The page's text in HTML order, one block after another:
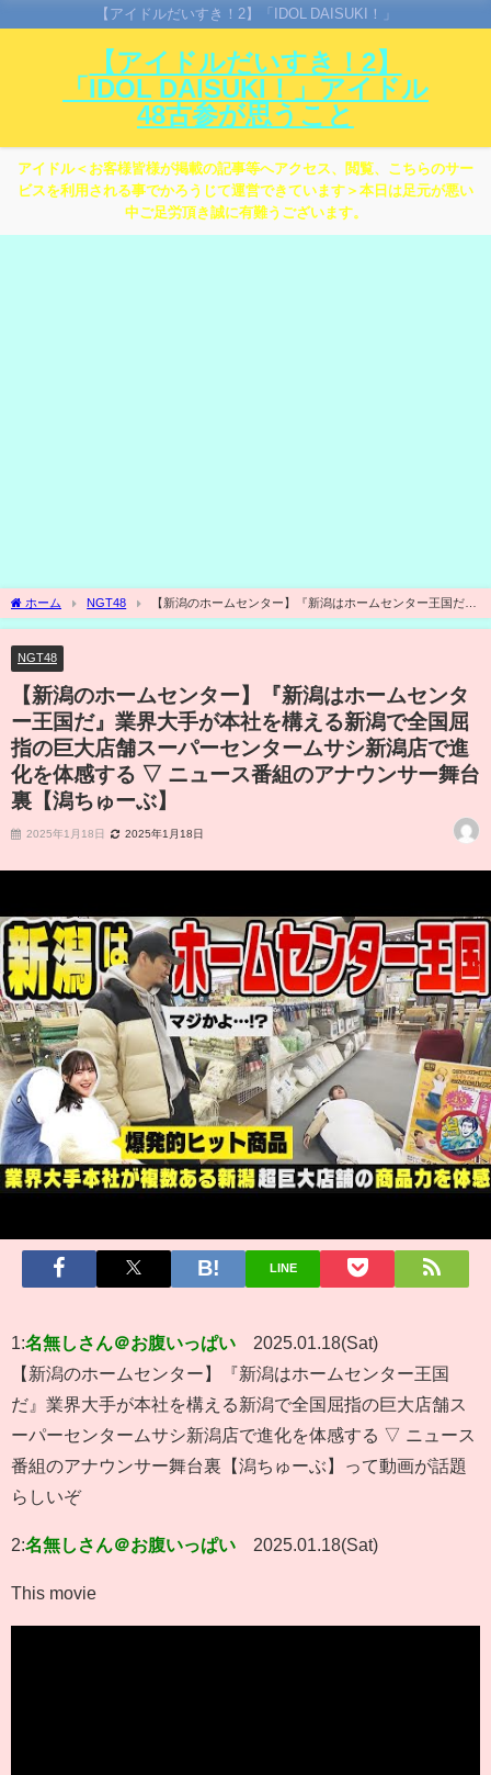
【アイドルだいすき！2】「IDOL DAISUKI！」
【アイドルだいすき！2】
「IDOL DAISUKI！」アイドル
48古参が思うこと
アイドル＜お客様皆様が掲載の記事等へアクセス、閲覧、こちらのサー
ビスを利用される事でかろうじて運営できています＞本日は足元が悪い
中ご足労頂き誠に有難うございます。
ホーム NGT48
【新潟のホームセンター】『新潟はホームセンター王国だ』
業界大手が本社を構える新潟で全国屈指の巨大店舗スーパーセンタームサシ新潟店で
NGT48
【新潟のホームセンター】『新潟はホームセンタ
ー王国だ』業界大手が本社を構える新潟で全国屈
指の巨大店舗スーパーセンタームサシ新潟店で進
化を体感する ▽ ニュース番組のアナウンサー舞台
裏【潟ちゅーぶ】
2025年1月18日 2025年1月18日
LINE
1:名無しさん＠お腹いっぱい
2025.01.18(Sat)
【新潟のホームセンター】『新潟はホームセンター王国
だ』業界大手が本社を構える新潟で全国屈指の巨大店舗ス
ーパーセンタームサシ新潟店で進化を体感する ▽ ニュース
番組のアナウンサー舞台裏【潟ちゅーぶ】って動画が話題
らしいぞ
2:名無しさん＠お腹いっぱい 2025.01.18(Sat)
This movie